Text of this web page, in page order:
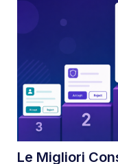
Le Migliori